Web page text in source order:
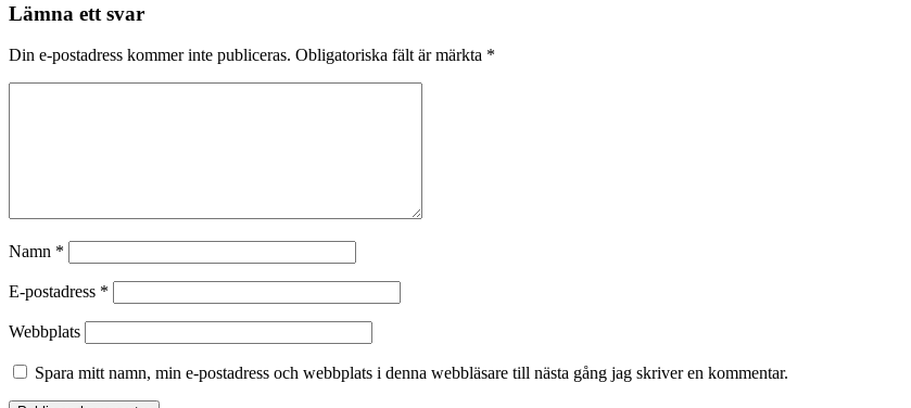
Lämna ett svar
Din e-postadress kommer inte publiceras. Obligatoriska fält är märkta *
Namn *
E-postadress *
Webbplats
Spara mitt namn, min e-postadress och webbplats i denna webbläsare till nästa gång jag skriver en kommentar.